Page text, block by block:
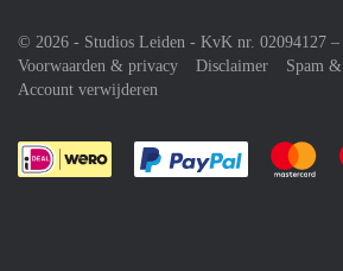
© 2026 - Studios Leiden - KvK nr. 02094127 –
Voorwaarden & privacy
Disclaimer
Spam
Account verwijderen
Je rekent